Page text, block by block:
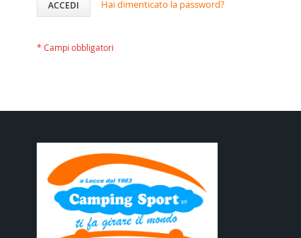
ACCEDI Hai dimenticato la password?